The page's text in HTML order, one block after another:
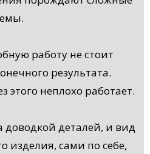
работу не стоит
результата.
неплохо работает.
доводкой деталей, и вид
изделия, сами по себе,